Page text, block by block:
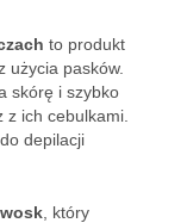
to produkt
użycia pasków.
skórę i szybko
z ich cebulkami.
depilacji
, który